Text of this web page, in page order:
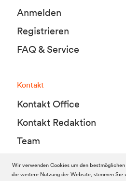
Anmelden
Registrieren
FAQ & Service
Kontakt
Kontakt Office
Kontakt Redaktion
Team
© 2010-2026 Dolomitenstadt.at
Wir verwenden Cookies um den
die weitere Nutzung der Website, stimmen Sie